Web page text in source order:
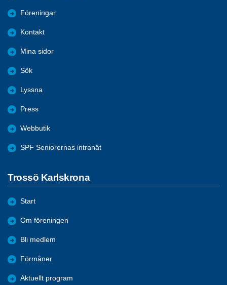
Föreningar
Kontakt
Mina sidor
Sök
Lyssna
Press
Webbutik
SPF Seniorernas intranät
Trossö Karlskrona
Start
Om föreningen
Bli medlem
Förmåner
Aktuellt program